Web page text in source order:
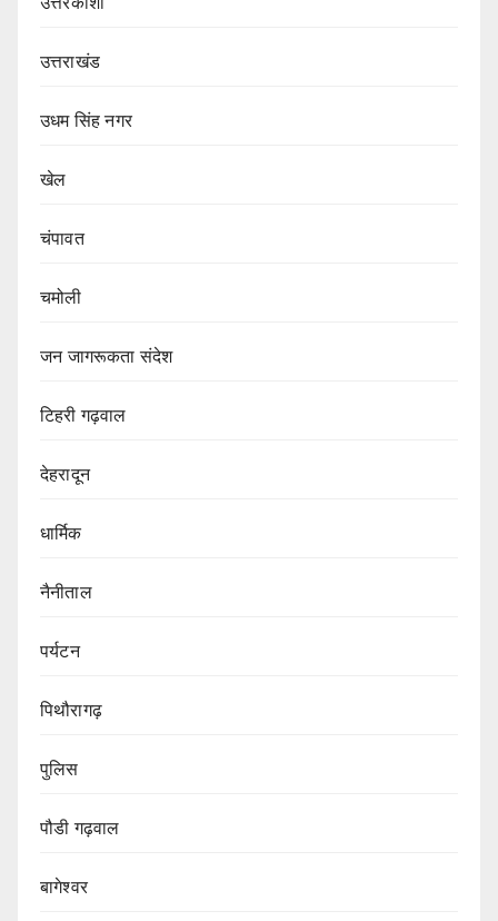
उत्तराखंड
उधम सिंह नगर
खेल
चंपावत
चमोली
जन जागरूकता संदेश
टिहरी गढ़वाल
देहरादून
धार्मिक
नैनीताल
पर्यटन
पिथौरागढ़
पुलिस
पौडी गढ़वाल
बागेश्वर